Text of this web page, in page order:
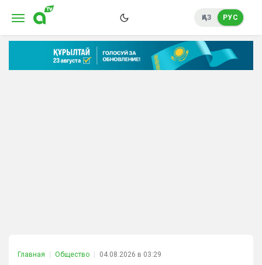
ҚАЗ РУС
Главная Общество 04.08.2026 в 03:29